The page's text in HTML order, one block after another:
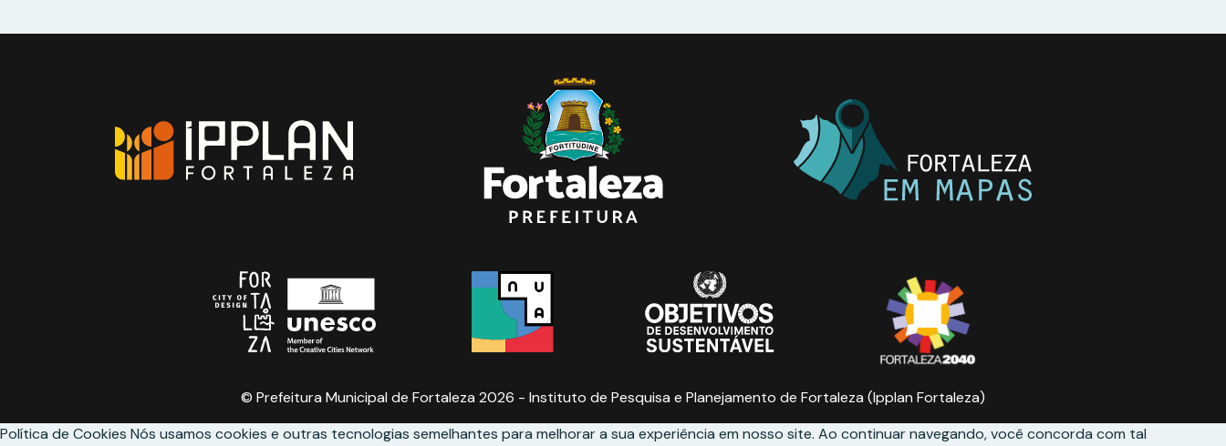
© Prefeitura Municipal de Fortaleza 2026 - Instituto de Pesquisa e Planejamento de Fortaleza (Ipplan Fortaleza)
Política de Cookies Nós usamos cookies e outras tecnologias semelhantes para melhorar a sua experiência em nosso site. Ao continuar navegando, você concorda com tal